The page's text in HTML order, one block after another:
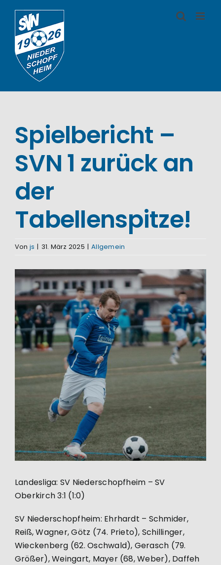
Inhalt
springen
Spielbericht –
SVN 1 zurück an
der
Tabellenspitze!
Von js | 31. März 2025 | Allgemein
Zeige
grösseres
Bild
Landesliga: SV Niederschopfheim – SV
Oberkirch 3:1 (1:0)
SV Niederschopfheim: Ehrhardt – Schmider,
Reiß, Wagner, Götz (74. Prieto), Schillinger,
Wieckenberg (62. Oschwald), Gerasch (79.
Größer), Weingart, Mayer (68, Weber), Daffeh